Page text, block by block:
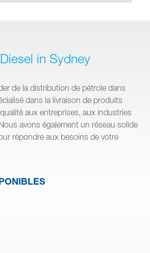
in Sydney
de la distribution de pétrole dans
dans la livraison de produits
aux entreprises, aux industries
avons également un réseau solide
répondre aux besoins de votre